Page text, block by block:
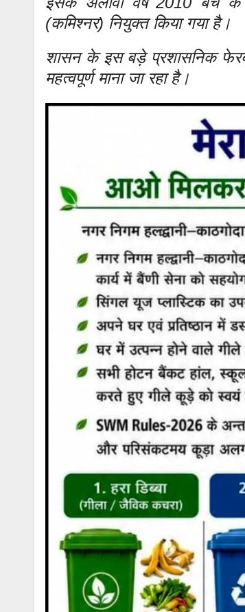
(कमिश्नर) नियुक्त किया गया है।
शासन के इस बड़े प्रशासनिक
महत्वपूर्ण माना जा रहा है।